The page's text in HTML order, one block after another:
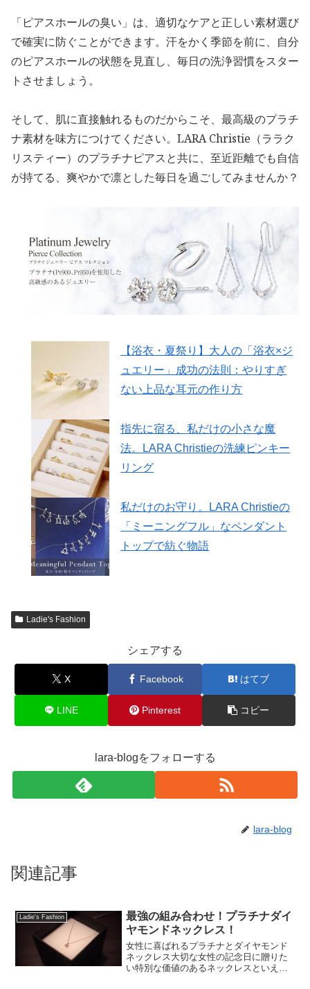
「ピアスホールの臭い」は、適切なケアと正しい素材選び
で確実に防ぐことができます。汗をかく季節を前に、自分
のピアスホールの状態を見直し、毎日の洗浄習慣をスター
トさせましょう。
そして、肌に直接触れるものだからこそ、最高級のプラチ
ナ素材を味方につけてください。LARA Christie（ララク
リスティー）のプラチナピアスと共に、至近距離でも自信
が持てる、爽やかで凛とした毎日を過ごしてみませんか？
【浴衣・夏祭り】大人の「浴衣×ジ
ュエリー」成功の法則：やりすぎ
ない上品な耳元の作り方
指先に宿る、私だけの小さな魔
法。LARA Christieの洗練ピンキー
リング
私だけのお守り。LARA Christieの
「ミーニングフル」なペンダント
トップで紡ぐ物語
Ladie's Fashion
シェアする
X Facebook はてブ
LINE Pinterest コピー
lara-blogをフォローする
lara-blog
関連記事
Ladie's Fashion
最強の組み合わせ！プラチナダイ
ヤモンドネックレス！
女性に喜ばれるプラチナとダイヤモンド
ネックレス大切な女性の記念日に贈りた
い特別な価値のあるネックレスといえ